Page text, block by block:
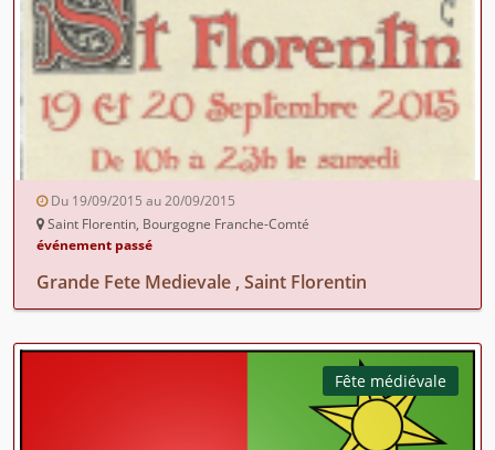
Du 19/09/2015 au 20/09/2015
Saint Florentin, Bourgogne Franche-Comté
événement passé
Grande Fete Medievale , Saint Florentin
Fête médiévale